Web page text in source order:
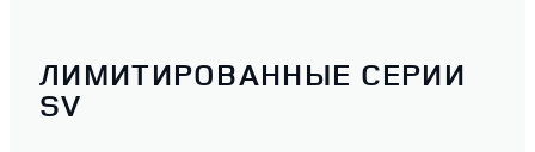
ЛИМИТИРОВАННЫЕ СЕРИИ
SV